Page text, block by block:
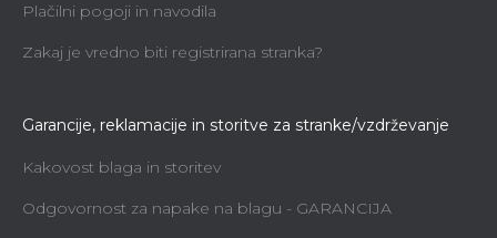
Plačilni pogoji in navodila
Zakaj je vredno biti registrirana stranka?
Garancije, reklamacije in storitve za stranke/vzdrževanje
Kakovost blaga in storitev
Odgovornost za napake na blagu - GARANCIJA